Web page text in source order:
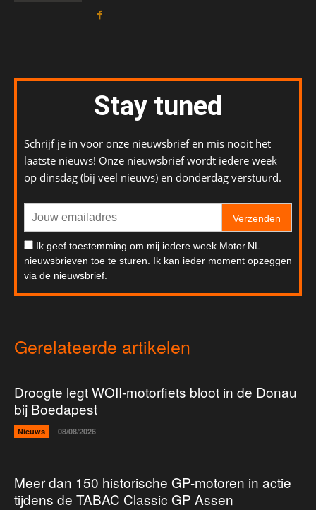
Stay tuned
Schrijf je in voor onze nieuwsbrief en mis nooit het
laatste nieuws! Onze nieuwsbrief wordt iedere week
op dinsdag (bij veel nieuws) en donderdag verstuurd.
Verzenden
Ik geef toestemming om mij iedere week Motor.NL
nieuwsbrieven toe te sturen. Ik kan ieder moment opzeggen
via de nieuwsbrief.
Gerelateerde artikelen
Droogte legt WOII-motorfiets bloot in de Donau
bij Boedapest
Nieuws 08/08/2026
Meer dan 150 historische GP-motoren in actie
tijdens de TABAC Classic GP Assen